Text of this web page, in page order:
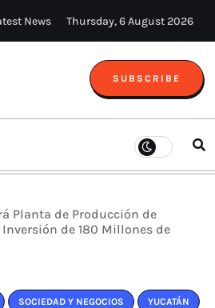
News Thursday, 6 August 2026
SUBSCRIBE
Planta de Producción de
de 180 Millones de
SOCIEDAD Y NEGOCIOS YUCATÁN